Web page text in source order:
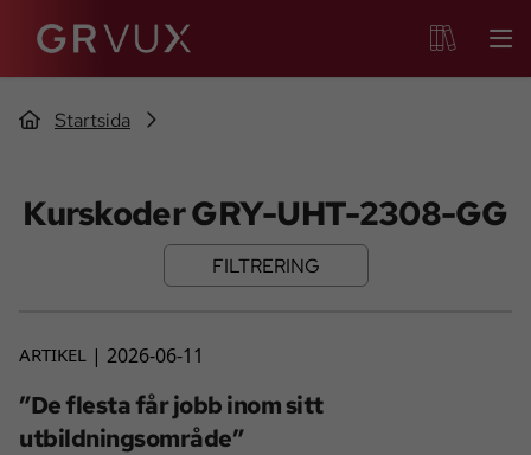
Startsida
Kurskoder GRY-UHT-2308-GG
FILTRERING
ARTIKEL 2026-06-11
”De flesta får jobb inom sitt
utbildningsområde”